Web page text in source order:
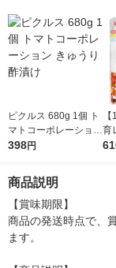
ピクルス 680g 1個 ト
マトコーポレーション
きゅうり酢漬け
398円
育
味
商品説明
【賞味期限】
商品の発送時点で、
ます。